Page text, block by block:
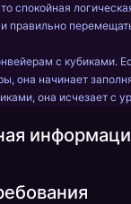
спокойная
правильно
с кубиками.
она начинает
она исчезает с